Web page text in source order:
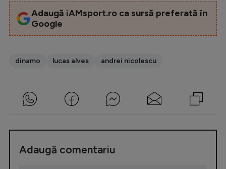
Adaugă iAMsport.ro ca sursă preferată în
Google
dinamo lucas alves andrei nicolescu
Adaugă comentariu